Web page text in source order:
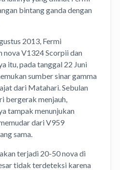
bintang ganda dengan
2013, Fermi
nova V1324 Scorpii dan
itu, pada tanggal 22 Juni
sumber sinar gamma
dari Matahari. Sebulan
bergerak menjauh,
tampak menunjukan
dari V959
sama.
terjadi 20-50 nova di
tidak terdeteksi karena